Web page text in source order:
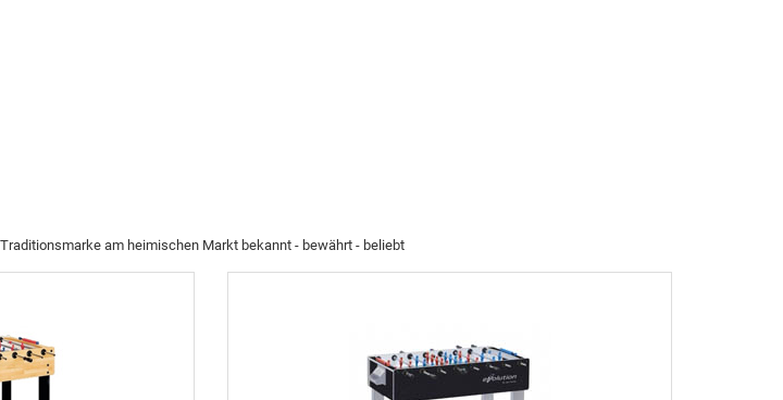
am heimischen Markt bekannt - bewährt - beliebt